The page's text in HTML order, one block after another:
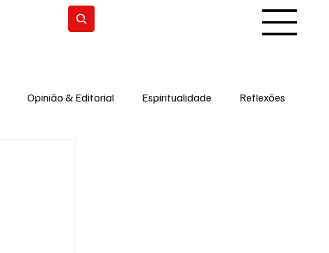
Opinião & Editorial Espiritualidade Reflexões